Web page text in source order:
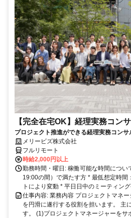
【完全在宅OK】経理実務コン
プロジェクト推進ができる経理実務コン
メリービズ株式会社
フルリモート
時給2,000円以上
勤務時間・曜日: 稼働可能な時間につ
19:00の間）で満たす方 * 最低想定時
トにより変動 * 平日日中のミーティン
仕事内容: 業務内容 プロジェクトマネ
を円滑に遂行する役割を担います。 主
す。 (1)プロジェクトマネージャーをサ